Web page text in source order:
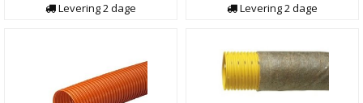
Levering2dage
Levering2dage